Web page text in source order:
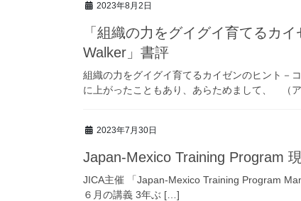
2023年8月2日
「組織の力をグイグイ育てるカイゼンのヒント－コンサルノート by Kaizen
Walker」書評
組織の力をグイグイ育てるカイゼンのヒント－
に上がったこともあり、あらためまして、 （
2023年7月30日
Japan-Mexico Training Program
JICA主催 「Japan-Mexico Training Program
６月の講義 3年ぶ […]